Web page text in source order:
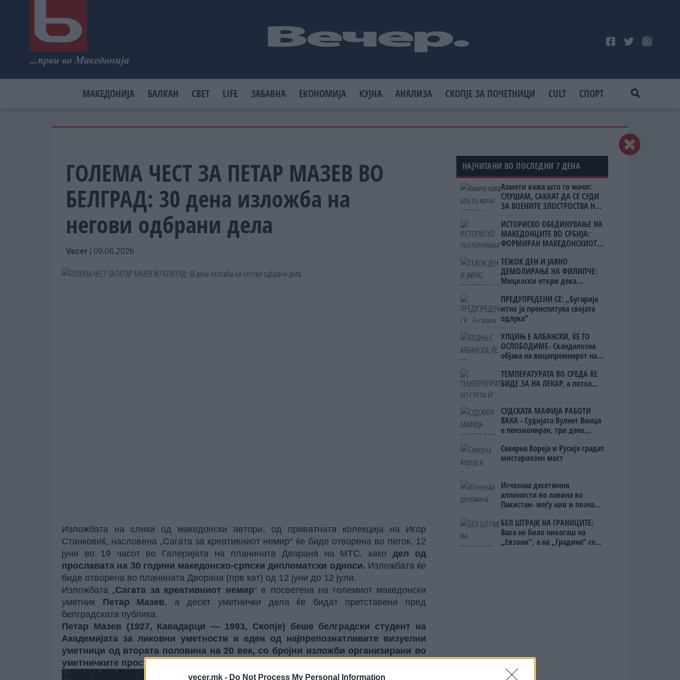
vecer.mk - Do Not Process My Personal Information
МАКЕДОНИЈА БАЛКАН СВЕТ LIFE ЗАБАВНА ЕКОНОМИЈА КУЈНА АНАЛИЗА СКОПЈЕ ЗА ПОЧЕТНИЦИ CULT СПОРТ
ГОЛЕМА ЧЕСТ ЗА ПЕТАР МАЗЕВ ВО
БЕЛГРАД: 30 дена изложба на
негови одбрани дела
Vecer 09.06.2026
Изложбата на слики од македонски автори, од приватната колекција на Игор
Станковиќ, насловена „Сагата за креативниот немир“ ќе биде отворена во петок, 12
јуни во 19 часот во Галеријата на планината Дворана на МТС, какодел од
прославата на 30 години македонско-српски дипломатски односи. Изложбата ќе
биде отворена во планината Дворана (прв кат) од 12 јуни до 12 јули.
Изложбата „Сагата за креативниот немир“ е посветена на големиот македонски
уметник Петар Мазев, а десет уметнички дела ќе бидат претставени пред
белградската публика.
Петар Мазев (1927, Кавадарци — 1993, Скопје) беше белградски студент на
Академијата за ликовни уметности и еден од најпрепознатливите визуелни
уметници од втората половина на 20 век, со бројни изложби организирани во
уметничките простори во Белград.
НАЈЧИТАНИ ВО ПОСЛЕДНИ 7 ДЕНА
Ахмети кажа што го мачи:
СЛУШАМ, САКААТ ДА СЕ СУДИ
ЗА ВОЕНИТЕ ЗЛОСТРОСТВА НА
ИСТОРИСКО ОБЕДИНУВАЊЕ НА
МАКЕДОНЦИТЕ ВО СРБИЈА:
ФОРМИРАН МАКЕДОНСКИОТ
ТЕЖОК ДЕН И ЈАВНО
ДЕМОЛИРАЊЕ НА ФИЛИПЧЕ:
Мицкоски откри дека
ништо, освен за кеш
ПРЕДУПРЕДЕНИ СЕ: „Бугарија
итно ја преиспитува својата
одлука“
УЛЦИЊ Е АЛБАНСКИ, ЌЕ ГО
ОСЛОБОДИМЕ- Скандалозна
објава на вицепремиерот на
ТЕМПЕРАТУРАТА ВО СРЕДА ЌЕ
БИДЕ ЗА НА ЛЕКАР, а потоа...
СУДСКАТА МАФИЈА РАБОТИ
ВАКА - Судијата Вулнет Винца
е пензиониран, три дена
на бизнисменот Марковски
Северна Кореја и Русија градат
мистериозен мост
Исчезнаа десетмина
алпинисти во лавина во
Пакистан- меѓу нив и познат
БЕЛ ШТРАЈК НА ГРАНИЦИТЕ:
Вака не било никогаш на
„Евзони“, а на „Градина“ се